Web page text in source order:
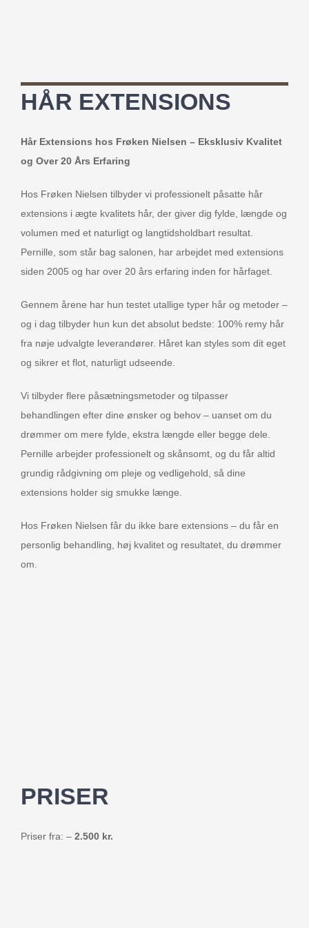
HÅR EXTENSIONS
Hår Extensions hos Frøken Nielsen – Eksklusiv Kvalitet
og Over 20 Års Erfaring
Hos Frøken Nielsen tilbyder vi professionelt påsatte hår
extensions i ægte kvalitets hår, der giver dig fylde, længde og
volumen med et naturligt og langtidsholdbart resultat.
Pernille, som står bag salonen, har arbejdet med extensions
siden 2005 og har over 20 års erfaring inden for hårfaget.
Gennem årene har hun testet utallige typer hår og metoder –
og i dag tilbyder hun kun det absolut bedste: 100% remy hår
fra nøje udvalgte leverandører. Håret kan styles som dit eget
og sikrer et flot, naturligt udseende.
Vi tilbyder flere påsætningsmetoder og tilpasser
behandlingen efter dine ønsker og behov – uanset om du
drømmer om mere fylde, ekstra længde eller begge dele.
Pernille arbejder professionelt og skånsomt, og du får altid
grundig rådgivning om pleje og vedligehold, så dine
extensions holder sig smukke længe.
Hos Frøken Nielsen får du ikke bare extensions – du får en
personlig behandling, høj kvalitet og resultatet, du drømmer
om.
PRISER
Priser fra: – 2.500 kr.